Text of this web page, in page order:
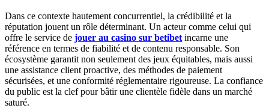
Dans ce contexte hautement concurrentiel, la crédibilité et la
réputation jouent un rôle déterminant. Un acteur comme celui qui
offre le service de jouer au casino sur betibet incarne une
référence en termes de fiabilité et de contenu responsable. Son
écosystème garantit non seulement des jeux équitables, mais aussi
une assistance client proactive, des méthodes de paiement
sécurisées, et une conformité réglementaire rigoureuse. La confiance
du public est la clef pour bâtir une clientèle fidèle dans un marché
saturé.